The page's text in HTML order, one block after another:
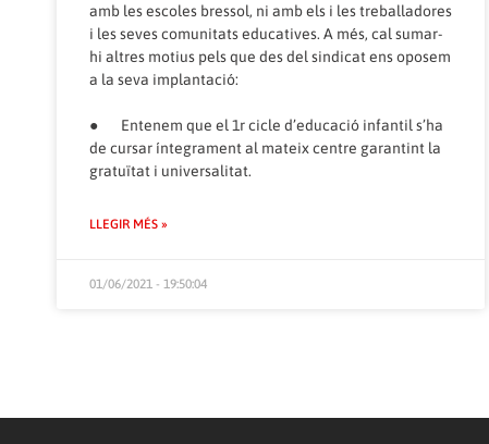
amb les escoles bressol, ni amb els i les treballadores
i les seves comunitats educatives. A més, cal sumar-
hi altres motius pels que des del sindicat ens oposem
a la seva implantació:
● Entenem que el 1r cicle d’educació infantil s’ha
de cursar íntegrament al mateix centre garantint la
gratuïtat i universalitat.
LLEGIR MÉS »
01/06/2021 - 19:50:04